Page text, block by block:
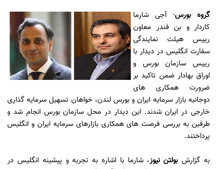
گروه بورس- آجی شارما
کاردار و بن فندر معاون
رییس هیئت نمایندگی
سفارت انگلیس در دیدار با
رییس سازمان بورس و
اوراق بهادار ضمن تاکید بر
ضرورت همکاری های
دوجانبه بازار سرمایه ایران و بورس لندن، خواهان تسهیل سرمایه گذاری
خارجی در ایران شدند. این دیدار در محل سازمان بورس انجام شد و
طرفین به بررسی فرصت های همکاری بازارهای سرمایه ایران و انگلیس
پرداختند.
به گزارشبولتن نیوز، شارما با اشاره به تجربه و پیشینه انگلیس در